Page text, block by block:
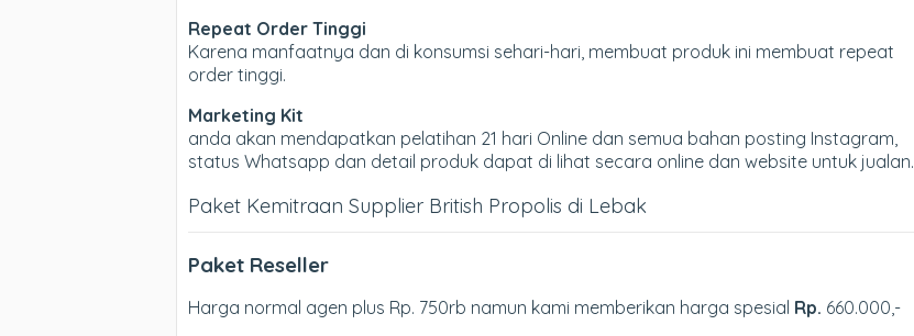
Repeat Order Tinggi
Karena manfaatnya dan di konsumsi sehari-hari, membuat produk ini membuat repeat
order tinggi.
Marketing Kit
anda akan mendapatkan pelatihan 21 hari Online dan semua bahan posting Instagram,
status Whatsapp dan detail produk dapat di lihat secara online dan website untuk jualan.
Paket Kemitraan Supplier British Propolis di Lebak
Paket Reseller
Harga normal agen plus Rp. 750rb namun kami memberikan harga spesial Rp. 660.000,-